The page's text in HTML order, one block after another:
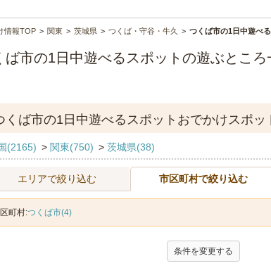
情報TOP 関東 茨城県 つくば・守谷・牛久 つくば市の1日中遊べ
ば市の1日中遊べるスポットの遊ぶところ
くば市の1日中遊べるスポットおでかけスポッ
(2165) > 関東(750) > 茨城県(38)
エリアで絞り込む 市区町村で絞り込む
町村:つくば市(4)
条件を変更する